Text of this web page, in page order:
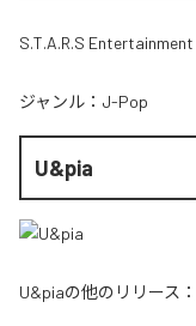
S.T.A.R.S Entertainment
ジャンル： J-Pop
U&pia
U&piaの他のリリース：